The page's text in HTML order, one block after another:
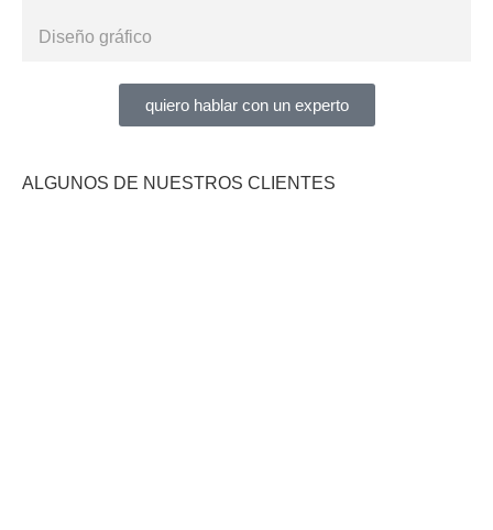
Diseño gráfico
quiero hablar con un experto
ALGUNOS DE NUESTROS CLIENTES